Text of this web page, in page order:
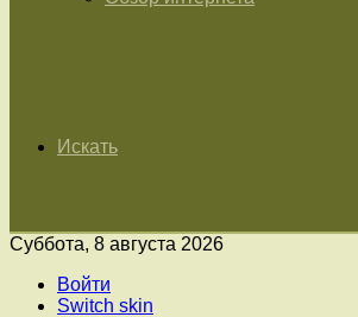
Искать
Суббота, 8 августа 2026
Войти
Switch skin